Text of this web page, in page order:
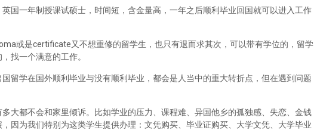
国一年制授课试硕士，时间短，含金量高，一年之后顺利毕业回国就可以进入工作
或是certificate又不想重修的留学生，也只有退而求其次，可以带有学位的，留学
找一个满意的工作。
留学在国外顺利毕业与没有顺利毕业，都会是人当中的重大转折点，但在遇到问题
大都不会和家里倾诉。比如学业的压力、课程难、异国他乡的孤独感、失恋、金钱
因为我们特别为这类学生提供办理：文凭购买、毕业证购买、大学文凭、大学毕业